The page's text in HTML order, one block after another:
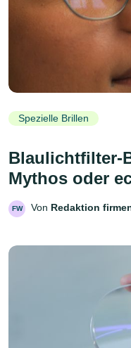
Spezielle Brillen
Blaulichtfilter-
Mythos oder
FW Von Redaktion